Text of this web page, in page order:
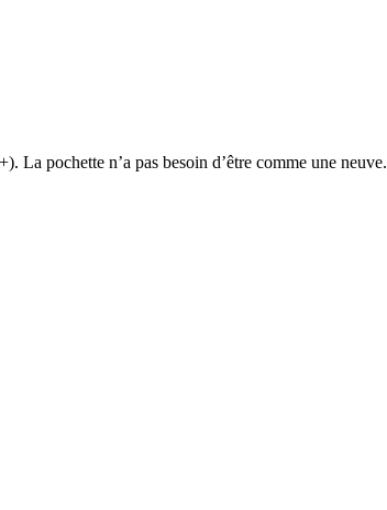
La pochette n’a pas besoin d’être comme une neuve.